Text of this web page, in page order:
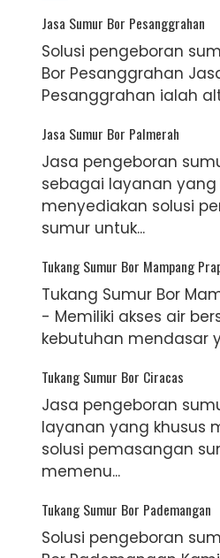
Jasa Sumur Bor Pesanggrahan
Solusi pengeboran
Bor Pesanggrahan
Pesanggrahan ialah
Jasa Sumur Bor Palmerah
Jasa pengeboran
sebagai layanan yang
menyediakan solusi
sumur untuk...
Tukang Sumur Bor Mampang
Tukang Sumur Bor
- Memiliki akses air
kebutuhan mendasar
Tukang Sumur Bor Ciracas
Jasa pengeboran
layanan yang khusus
solusi pemasangan
memenu...
Tukang Sumur Bor Pademangan
Solusi pengeboran